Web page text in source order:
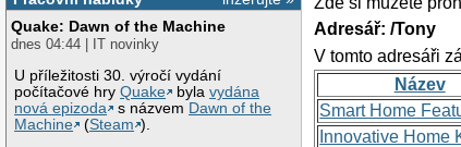
Quake: Dawn of the Machine
dnes 04:44 | IT novinky
U příležitosti 30. výročí vydání
počítačové hryQuake bylavydána
nová epizoda
s názvem Dawn of the
Machine
(Steam ).
Adresář: /Tony
V tomto adresáři
Název
Smart Home
Innovative Home